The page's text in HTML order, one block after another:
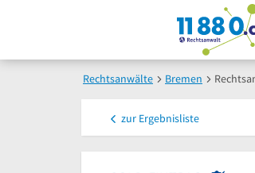
Rechtsanwälte Bremen
zur Ergebnisliste